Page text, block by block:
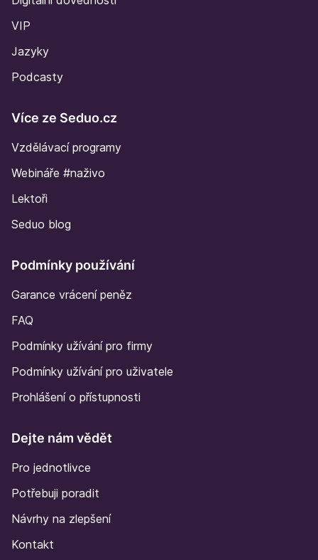
VIP
Jazyky
Podcasty
Více ze Seduo.cz
Vzdělávací programy
Webináře #naživo
Lektoři
Seduo blog
Podmínky používání
Garance vrácení peněz
FAQ
Podmínky užívání pro firmy
Podmínky užívání pro uživatele
Prohlášení o přístupnosti
Dejte nám vědět
Pro jednotlivce
Potřebuji poradit
Návrhy na zlepšení
Kontakt